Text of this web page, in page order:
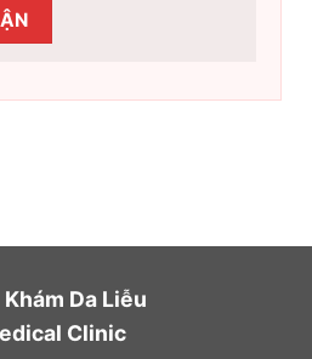
Da Liễu
Clinic